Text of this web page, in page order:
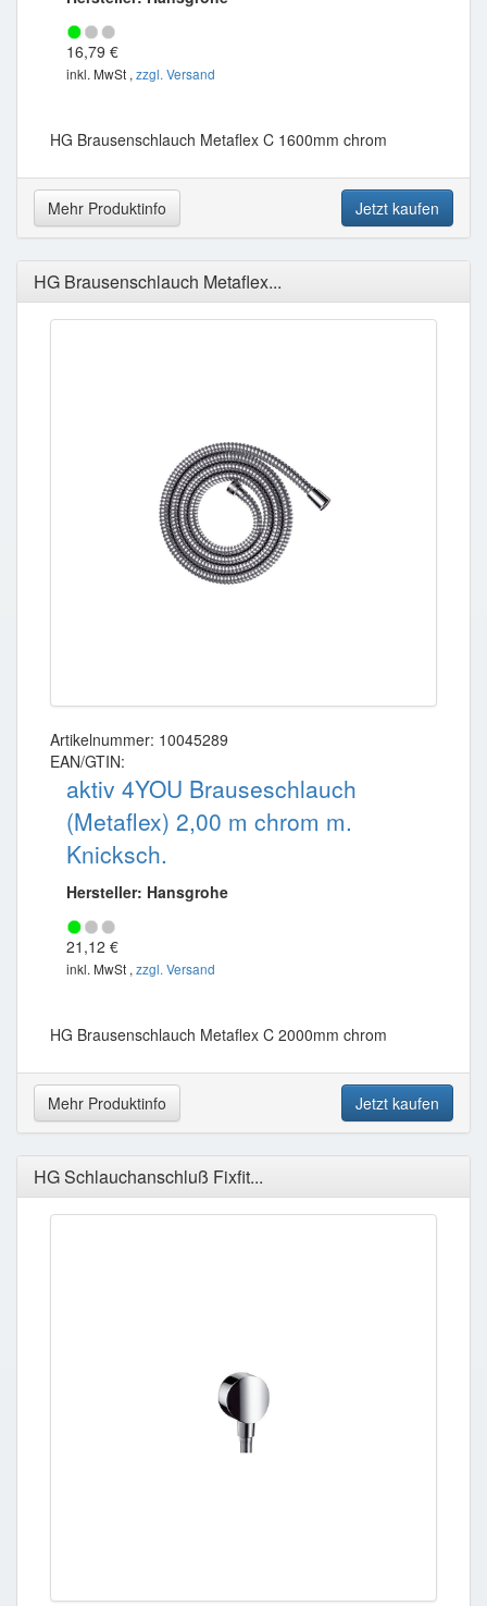
16,79 €
inkl. MwSt , zzgl. Versand
HG Brausenschlauch Metaflex C 1600mm chrom
Mehr Produktinfo Jetzt kaufen
HG Brausenschlauch Metaflex...
Artikelnummer: 10045289
EAN/GTIN:
aktiv 4YOU Brauseschlauch
(Metaflex) 2,00 m chrom m.
Knicksch.
Hersteller: Hansgrohe
21,12 €
inkl. MwSt , zzgl. Versand
HG Brausenschlauch Metaflex C 2000mm chrom
Mehr Produktinfo Jetzt kaufen
HG Schlauchanschluß Fixfit...